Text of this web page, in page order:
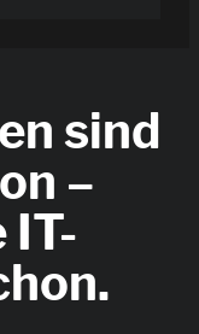
sind
–
IT-